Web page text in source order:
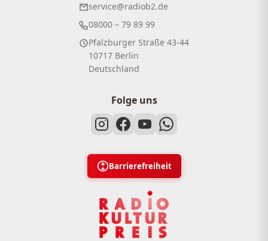
service@radiob2.de
08000 – 79 89 99
Pfalzburger Straße 43-44
10717 Berlin
Deutschland
Folge uns
Barrierefreiheit